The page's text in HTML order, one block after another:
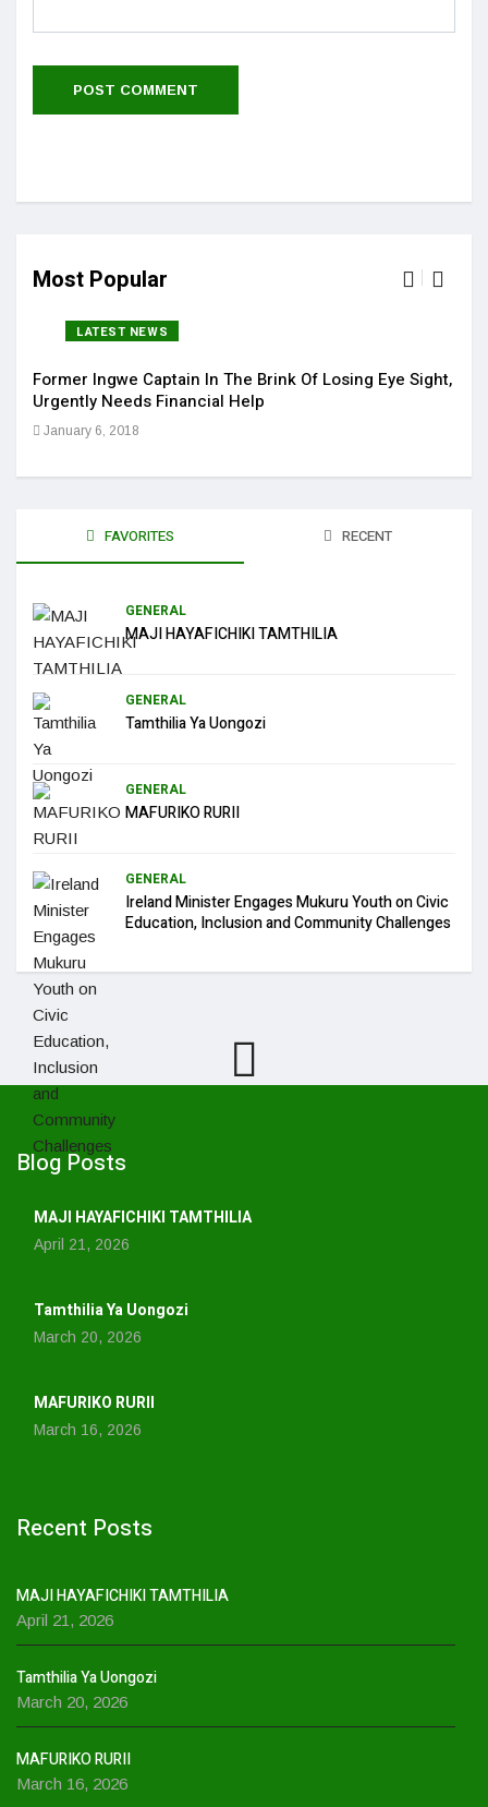
Most Popular
LATEST NEWS
Former Ingwe Captain In The Brink Of Losing Eye Sight,
Urgently Needs Financial Help
January 6, 2018
FAVORITES RECENT
GENERAL
MAJI HAYAFICHIKI TAMTHILIA
GENERAL
Tamthilia Ya Uongozi
GENERAL
MAFURIKO RURII
GENERAL
Ireland Minister Engages Mukuru Youth on Civic
Education, Inclusion and Community Challenges
Blog Posts
MAJI HAYAFICHIKI TAMTHILIA
April 21, 2026
Tamthilia Ya Uongozi
March 20, 2026
MAFURIKO RURII
March 16, 2026
Recent Posts
MAJI HAYAFICHIKI TAMTHILIA
April 21, 2026
Tamthilia Ya Uongozi
March 20, 2026
MAFURIKO RURII
March 16, 2026